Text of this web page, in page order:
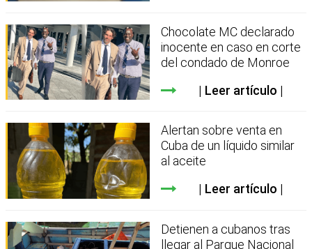
Chocolate MC declarado
inocente en caso en corte
del condado de Monroe
Leer artículo
Alertan sobre venta en
Cuba de un líquido similar
al aceite
Leer artículo
Detienen a cubanos tras
llegar al Parque Nacional